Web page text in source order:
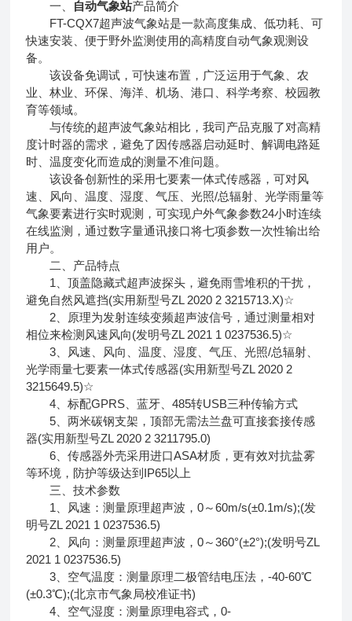
一、 自动气象站产品简介
FT-CQX7超声波气象站是一款高度集成、低功耗、可
快速安装、便于野外监测使用的高精度自动气象观测设
备。
该设备免调试，可快速布置，广泛运用于气象、农
业、林业、环保、海洋、机场、港口、科学考察、校园教
育等领域。
与传统的超声波气象站相比，我司产品克服了对高精
度计时器的需求，避免了因传感器启动延时、解调电路延
时、温度变化而造成的测量不准问题。
该设备创新性的采用七要素一体式传感器，可对风
速、风向、温度、湿度、气压、光照/总辐射、光学雨量等
气象要素进行实时观测，可实现户外气象参数24小时连续
在线监测，通过数字量通讯接口将七项参数一次性输出给
用户。
二、产品特点
1、顶盖隐藏式超声波探头，避免雨雪堆积的干扰，
避免自然风遮挡(实用新型号ZL 2020 2 3215713.X)☆
2、原理为发射连续变频超声波信号，通过测量相对
相位来检测风速风向(发明号ZL 2021 1 0237536.5)☆
3、风速、风向、温度、湿度、气压、光照/总辐射、
光学雨量七要素一体式传感器(实用新型号ZL 2020 2
3215649.5)☆
4、标配GPRS、蓝牙、485转USB三种传输方式
5、两米碳钢支架，顶部无需法兰盘可直接套接传感
器(实用新型号ZL 2020 2 3211795.0)
6、传感器外壳采用进口ASA材质，更有效对抗盐雾
等环境，防护等级达到IP65以上
三、技术参数
1、风速：测量原理超声波，0～60m/s(±0.1m/s);(发
明号ZL 2021 1 0237536.5)
2、风向：测量原理超声波，0～360°(±2°);(发明号ZL
2021 1 0237536.5)
3、空气温度：测量原理二极管结电压法，-40-60℃
(±0.3℃);(北京市气象局校准证书)
4、空气湿度：测量原理电容式，0-